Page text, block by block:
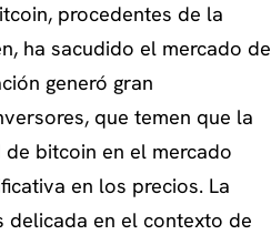
procedentes de la
ha sacudido el mercado de
generó gran
que temen que la
bitcoin en el mercado
en los precios. La
delicada en el contexto de